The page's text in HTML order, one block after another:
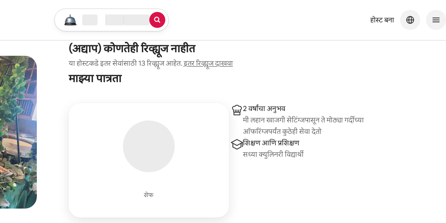
तुमचा सर्च सुरू करा
लोकेशन चेक इन / चेक आऊट
सेवेचा प्रकार
होस्ट बना
(अद्याप) कोणतेही रिव्ह्यूज नाहीत
या होस्टकडे इतर सेवांसाठी 13 रिव्ह्यूज आहेत.इतर रिव्ह्यूज दाखवा
माझ्या पात्रता
शेफ
2 वर्षांचा अनुभव
मी लहान खाजगी सेटिंग्जपासून ते मोठ्या गर्दीच्या
ऑफरिंग्जपर्यंत कुठेही सेवा देतो
शिक्षण आणि प्रशिक्षण
सध्या क्युलिनरी विद्यार्थी